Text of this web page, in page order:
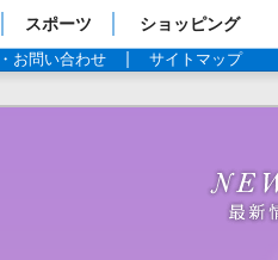
スポーツ ショッピング
お問い合わせ サイトマップ